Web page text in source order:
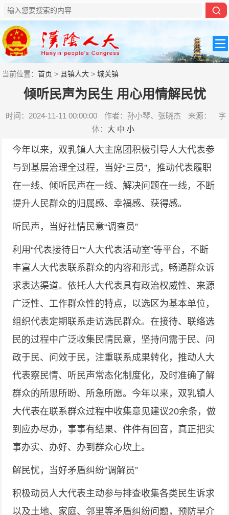
当前位置：首页 >县镇人大 >城关镇
倾听民声为民生 用心用情解民忧
时间：2024-11-11 00:00:00 作者：孙小琴、张晓杰 来源：
字
体： 大 中 小
今年以来，双乳镇人大主席团积极引导人大代表参
与到基层治理全过程，当好“三员”，推动代表履职
在一线、倾听民声在一线、解决问题在一线，不断
提升人民群众的归属感、幸福感、获得感。
听民声，当好社情民意“调查员”
利用“代表接待日”“人大代表活动室”等平台，不断
丰富人大代表联系群众的内容和形式，畅通群众诉
求表达渠道。依托人大代表具有政治权威性、来源
广泛性、工作群众性的特点，以选区为基本单位，
组织代表定期联系走访选民群众。在接待、联络选
民的过程中广泛收集民情民意，坚持问需于民、问
政于民、问效于民，注重联系成果转化，推动人大
代表察民情、听民声常态化制度化，及时准确了解
群众的所思所盼、所急所愿。今年以来，双乳镇人
大代表在联系群众过程中收集意见建议20余条，做
到应办尽办，事事有结果、件件有回音，真正把实
事办实、办好、办到群众心坎上。
解民忧，当好矛盾纠纷“调解员”
积极动员人大代表主动参与排查收集各类民生诉求
以及土地、家庭、邻里等矛盾纠纷问题，预防早介